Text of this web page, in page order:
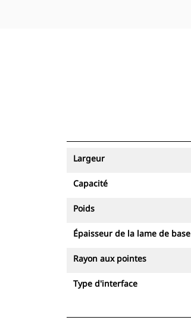
Largeur
Capacité
Poids
Épaisseur de la lame de base
Rayon aux pointes
Type d'interface